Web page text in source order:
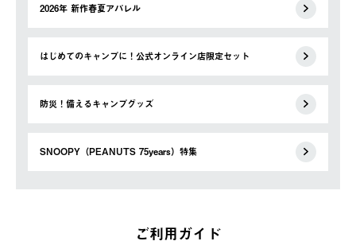
2026年 新作春夏アパレル
はじめてのキャンプに！公式オンライン店限定セット
防災！備えるキャンプグッズ
SNOOPY（PEANUTS 75years）特集
ご利用ガイド